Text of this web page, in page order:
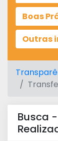
Boas
Outras
Busca